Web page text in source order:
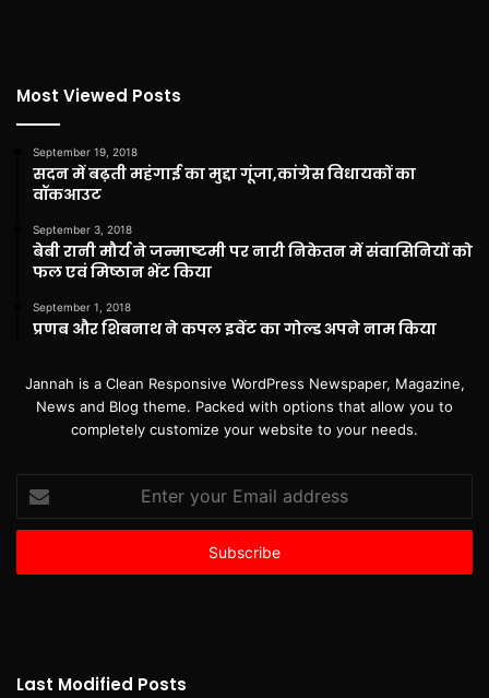
Most Viewed Posts
September 19, 2018
सदन में बढ़ती महंगाई का मुद्दा गूंजा,कांग्रेस विधायकों का
वॉकआउट
September 3, 2018
बेबी रानी मौर्य ने जन्माष्टमी पर नारी निकेतन में संवासिनियों को
फल एवं मिष्ठान भेंट किया
September 1, 2018
प्रणब और शिबनाथ ने कपल इवेंट का गोल्ड अपने नाम किया
Jannah is a Clean Responsive WordPress Newspaper, Magazine,
News and Blog theme. Packed with options that allow you to
completely customize your website to your needs.
Enter
your
Email
Last Modified Posts